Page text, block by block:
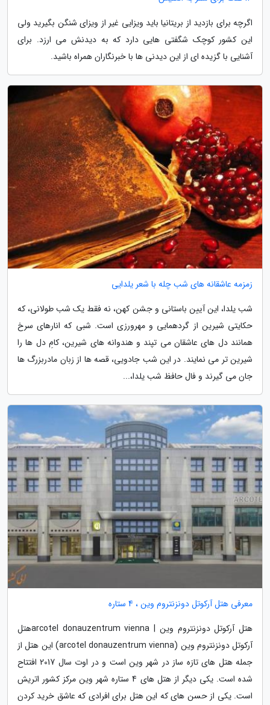
اگرچه برای بازدید از بریتانیا باید ویزایی غیر از ویزای شنگن بگیرید ولی
این کشور کوچک شگفتی هایی دارد که به دیدنش می ارزد. برای
آشنایی با گزیده ای از این دیدنی ها با خبرنگاران همراه باشید.
زمزمه عاشقانه های شب چله با شعر یلدایی
شب یلدا، این آیین باستانی و جشن کهن، نه فقط یک شب طولانی، که
حکایتی شیرین از گردهمایی و مهرورزی است. شبی که انارهای سرخ
همانند دل های عاشقان می تپند و هندوانه های شیرین، کامِ دل ها را
شیرین تر می نمایند. در این شب جادویی، قصه ها از زبان مادربزرگ ها
جان می گیرند و فال حافظ شب یلدا،...
معرفی هتل آرکوتل دونزنتروم وین ، 4 ستاره
هتل آرکوتل دونزنتروم وین | arcotel donauzentrum viennaهتل
آرکوتل دونزنتروم وین (arcotel donauzentrum vienna) این هتل از
جمله هتل های تازه ساز در شهر وین است و در اوت سال 2017 افتتاح
شده است. یکی دیگر از هتل های 4 ستاره شهر وین مرکز کشور اتریش
است. یکی از حسن های که این هتل برای افرادی که عاشق خرید کردن